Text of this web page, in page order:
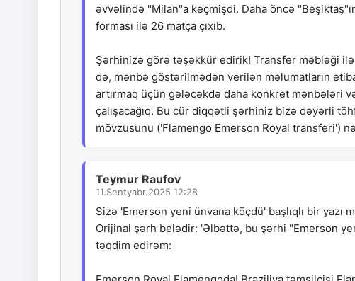
əvvəlində "Milan"a keçmişdi. Daha öncə
forması ilə 26 matça çıxıb.
Şərhinizə görə təşəkkür edirik! Transfer məbləği
də, mənbə göstərilmədən verilən məlumatların
artırmaq üçün gələcəkdə daha konkret mənbələri
çalışacağıq. Bu cür diqqətli şərhiniz bizə dəyərli
mövzusunu ('Flamengo Emerson Royal transferi')
Teymur Raufov
11.Sentyabr.2025 12:28
Sizə 'Emerson yeni ünvana köçdü' başlıqlı bir yazı
Orijinal şərh belədir: 'Əlbəttə, bu şərhi "Emerson
təqdim edirəm: